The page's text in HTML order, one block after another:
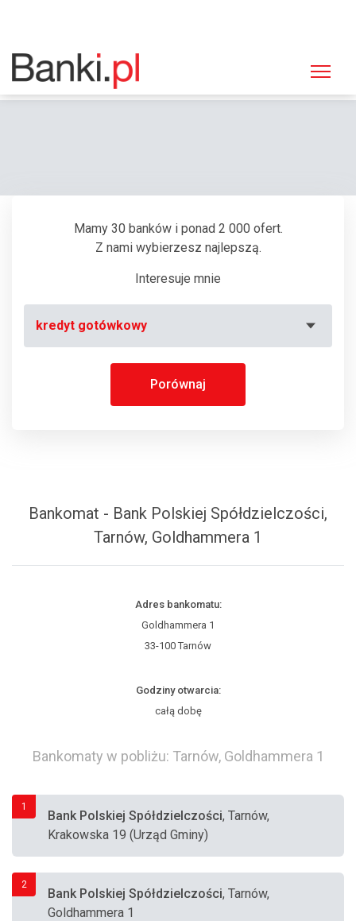
Strona główna
Bankomat Bank Polskiej Spółdzielczości, Tarnów, Goldhammera 1
Mamy 30 banków i ponad 2 000 ofert.
Z nami wybierzesz najlepszą.
Interesuje mnie
kredyt gotówkowy
Porównaj
Bankomat - Bank Polskiej Spółdzielczości,
Tarnów, Goldhammera 1
Adres bankomatu:
Goldhammera 1
33-100 Tarnów
Godziny otwarcia:
całą dobę
Bankomaty w pobliżu: Tarnów, Goldhammera 1
1
Bank Polskiej Spółdzielczości, Tarnów,
Krakowska 19 (Urząd Gminy)
2
Bank Polskiej Spółdzielczości, Tarnów,
Goldhammera 1